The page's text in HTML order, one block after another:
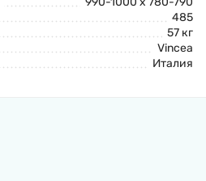
485
57 кг
Vincea
Италия